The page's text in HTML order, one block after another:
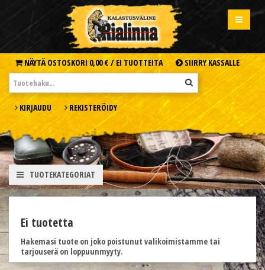
NÄYTÄ OSTOSKORI 0,00 € / EI TUOTTEITA SIIRRY KASSALLE
KIRJAUDU REKISTERÖIDY
TUOTEKATEGORIAT
Ei tuotetta
Hakemasi tuote on joko poistunut valikoimistamme tai
tarjouserä on loppuunmyyty.